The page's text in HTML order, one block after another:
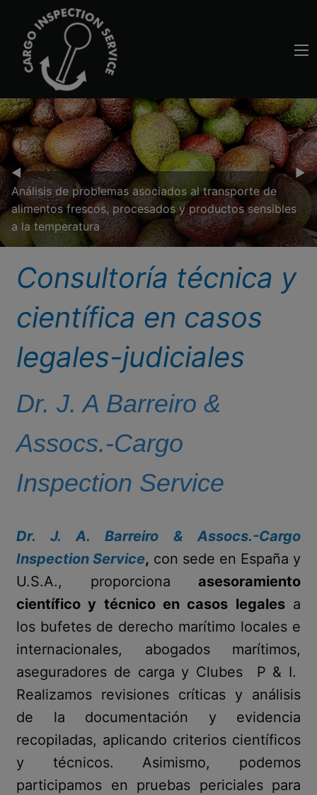
Previous Slide
◀︎
▶︎
Análisis de problemas asociados al transporte de
alimentos frescos, procesados y productos sensibles
a la temperatura
Consultoría técnica y
científica en casos
legales-judiciales
Dr. J. A Barreiro &
Assocs.-Cargo
Inspection Service
Dr. J. A. Barreiro & Assocs.-Cargo
Inspection Service, con sede en España y
U.S.A., proporciona asesoramiento
científico y técnico en casos legalesa
los bufetes de derecho marítimo locales e
internacionales, abogados marítimos,
aseguradores de carga y Clubes P & I.
Realizamos revisiones críticas y análisis
de la documentación y evidencia
recopiladas, aplicando criterios científicos
y técnicos. Asimismo, podemos
participamos en pruebas periciales para